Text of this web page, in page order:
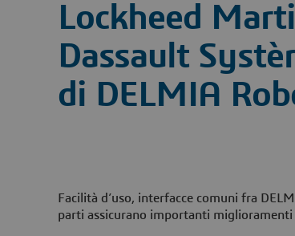
Lockheed
Dassault
di DELMIA
Facilità d’uso, interfacce comuni fra
parti assicurano importanti